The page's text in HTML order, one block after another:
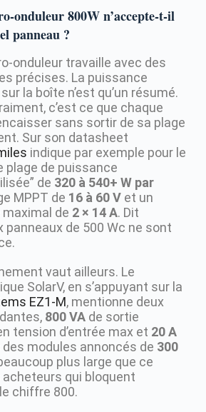
onduleur 800W n’accepte-t-il
panneau ?
onduleur travaille avec des
précises. La puissance
la boîte n’est qu’un résumé.
c’est ce que chaque
sans sortir de sa plage
Sur son datasheet
indique par exemple pour le
plage de puissance
de 320 à 540+ W par
MPPT de 16 à 60 Vet un
maximal de 2 × 14 A. Dit
panneaux de 500 Wc ne sont
vaut ailleurs. Le
SolarV, en s’appuyant sur la
EZ1-M, mentionne deux
800 VAde sortie
tension d’entrée max et 20 A
des modules annoncés de 300
plus large que ce
acheteurs qui bloquent
chiffre 800.